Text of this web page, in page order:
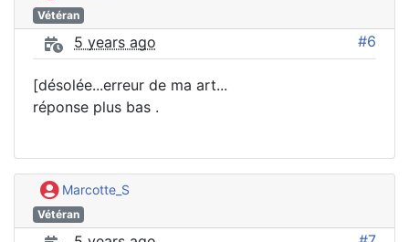
Vétéran
5 years ago #6
[désolée...erreur de ma art...
réponse plus bas .
Marcotte_S
Vétéran